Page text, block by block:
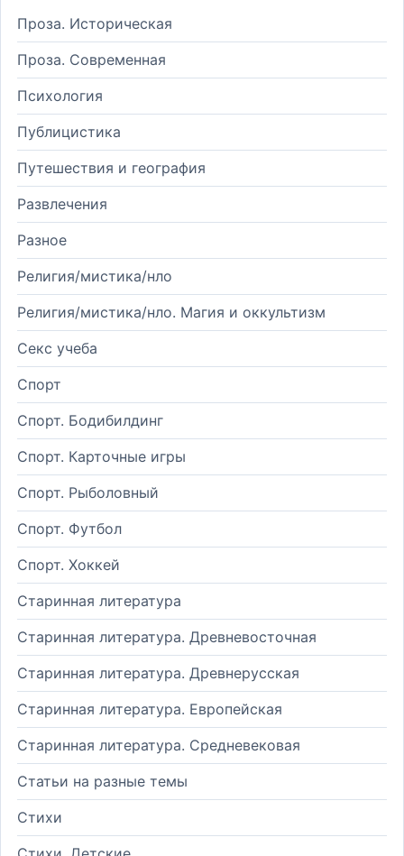
Проза. Историческая
Проза. Современная
Психология
Публицистика
Путешествия и география
Развлечения
Разное
Религия/мистика/нло
Религия/мистика/нло. Магия и оккультизм
Секс учеба
Спорт
Спорт. Бодибилдинг
Спорт. Карточные игры
Спорт. Рыболовный
Спорт. Футбол
Спорт. Хоккей
Старинная литература
Старинная литература. Древневосточная
Старинная литература. Древнерусская
Старинная литература. Европейская
Старинная литература. Средневековая
Статьи на разные темы
Стихи